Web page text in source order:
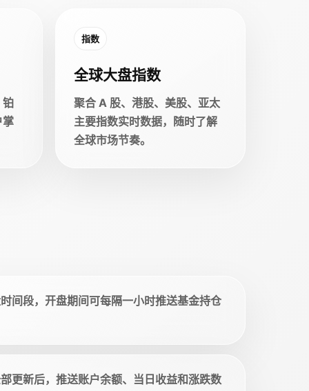
铂
掌
指数
全球大盘指数
聚合 A 股、港股、美股、亚太
主要指数实时数据，随时了解
全球市场节奏。
间段，开盘期间可每隔一小时推送基金持仓
更新后，推送账户余额、当日收益和涨跌数